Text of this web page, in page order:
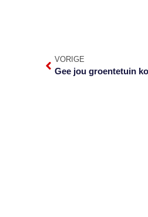
VORIGE
Gee jou groentetuin